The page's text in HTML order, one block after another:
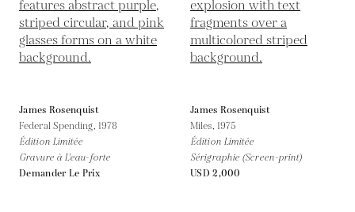
James Rosenquist
Federal Spending, 1978
Édition Limitée
Gravure à L'eau-forte
Demander Le Prix
James Rosenquist
Miles, 1975
Édition Limitée
Sérigraphie (Screen-print)
USD 2,000